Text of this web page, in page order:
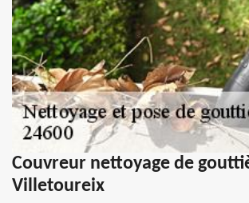
Couvreur nettoyage de
Villetoureix